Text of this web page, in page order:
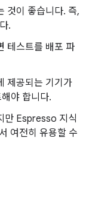
것이 좋습니다. 즉,
.
테스트를 배포 파
제공되는 기기가
야 합니다.
만 Espresso 지식
여전히 유용할 수